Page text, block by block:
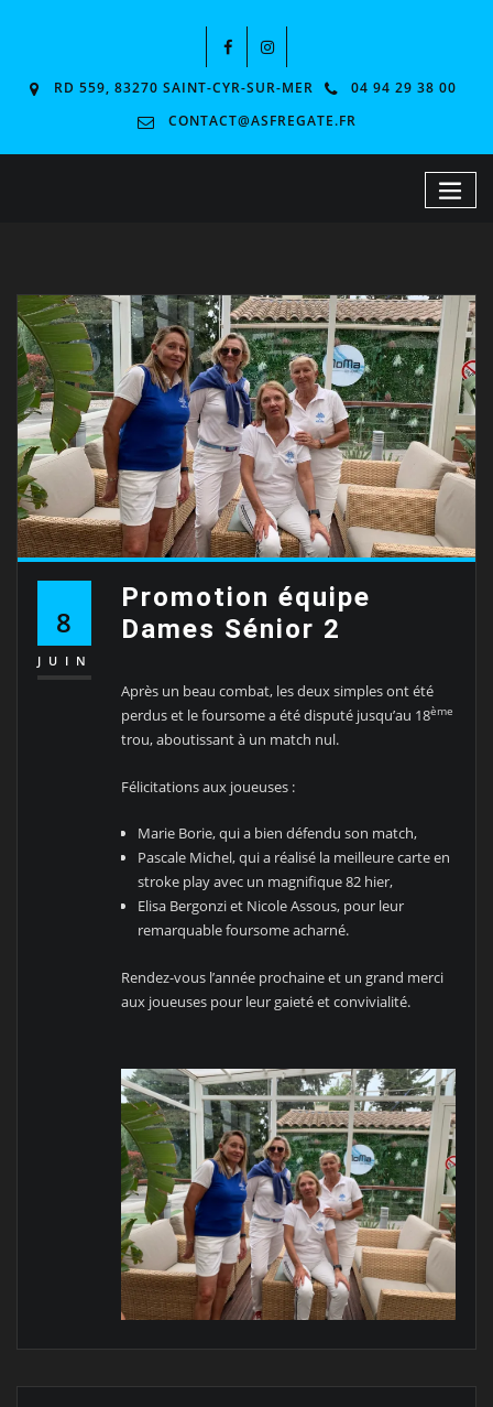
RD 559, 83270 SAINT-CYR-SUR-MER
04 94 29 38 00
CONTACT@ASFREGATE.FR
8
JUIN
Promotion équipe
Dames Sénior 2
Après un beau combat, les deux simples ont été
perdus et le foursome a été disputé jusqu’au 18ème
trou, aboutissant à un match nul.
Félicitations aux joueuses :
Marie Borie, qui a bien défendu son match,
Pascale Michel, qui a réalisé la meilleure carte en
stroke play avec un magnifique 82 hier,
Elisa Bergonzi et Nicole Assous, pour leur
remarquable foursome acharné.
Rendez-vous l’année prochaine et un grand merci
aux joueuses pour leur gaieté et convivialité.